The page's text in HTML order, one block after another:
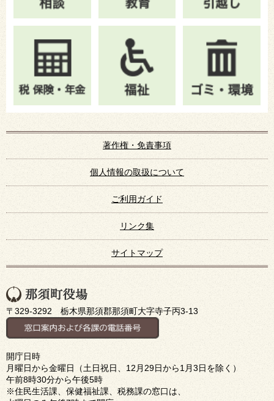
著作権・免責事項
個人情報の取扱について
ご利用ガイド
リンク集
サイトマップ
〒329-3292 栃木県那須郡那須町大字寺子丙3-13
開庁日時
月曜日から金曜日（土日祝日、12月29日から1月3日を除く）
午前8時30分から午後5時
※住民生活課、保健福祉課、税務課の窓口は、